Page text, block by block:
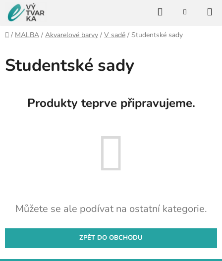
Přejít
na
obsah
HledatNÁKUPNÍ
Domů
/ MALBA / Akvarelové barvy / V sadě / Studentské sady
Studentské sady
Produkty teprve připravujeme.
Můžete se ale podívat na ostatní kategorie.
ZPĚT DO OBCHODU